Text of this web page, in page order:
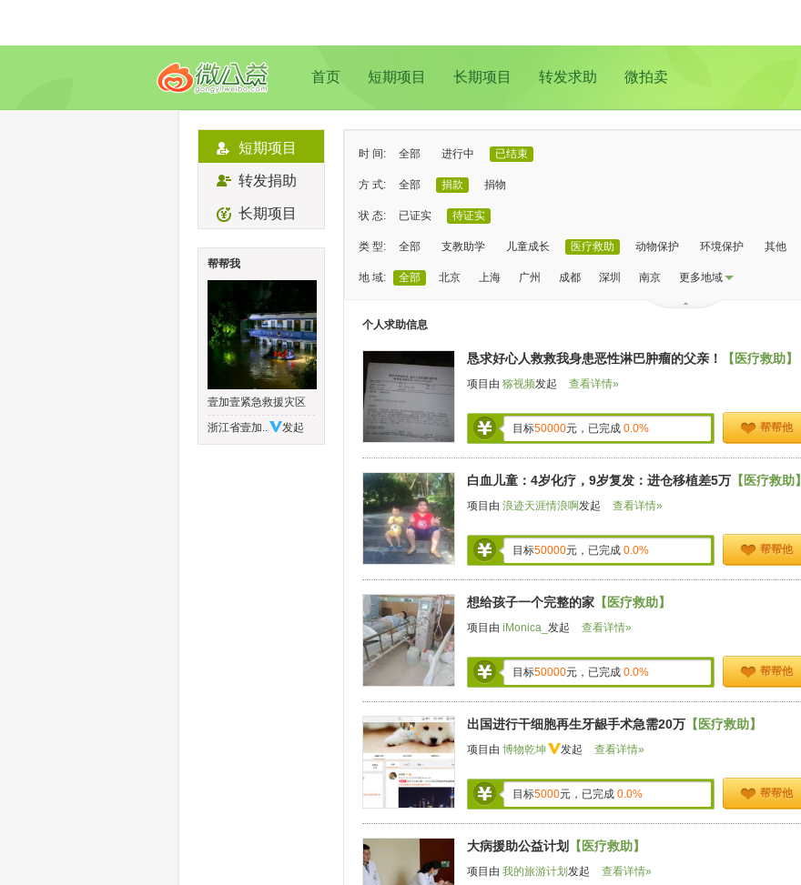
首页 短期项目 长期项目 转发求助 微拍卖
短期项目
转发捐助
长期项目
帮帮我
壹加壹紧急救援灾区
浙江省壹加..
发起
时 间: 全部 进行中 已结束
方 式: 全部 捐款 捐物
状 态: 已证实 待证实
类 型: 全部 支教助学 儿童成长 医疗救助 动物保护 环境保护 其他
地 域: 全部 北京 上海 广州 成都 深圳 南京 更多地域
个人求助信息
恳求好心人救救我身患恶性淋巴肿瘤的父亲！ 【医疗救助】
项目由 猕视频发起 查看详情»
目标50000元，已完成 0.0% 帮帮他
白血儿童：4岁化疗，9岁复发：进仓移植差5万 【医疗救助】
项目由 浪迹天涯情浪啊发起 查看详情»
目标50000元，已完成 0.0% 帮帮他
想给孩子一个完整的家 【医疗救助】
项目由 iMonica_ 发起 查看详情»
目标50000元，已完成 0.0% 帮帮他
出国进行干细胞再生牙龈手术急需20万 【医疗救助】
项目由 博物乾坤 发起 查看详情»
目标5000元，已完成 0.0% 帮帮他
大病援助公益计划 【医疗救助】
项目由 我的旅游计划 发起 查看详情»